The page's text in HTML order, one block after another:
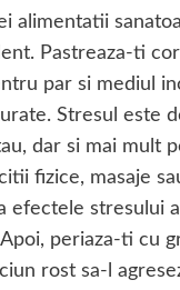
alimentatii
Pastreaza-ti
par si mediul
Stresul este
dar si mai mult
fizice, masaje
efectele stresului
periaza-ti cu
rost sa-l